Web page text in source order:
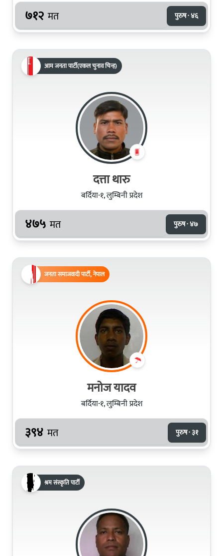
७१२ मत पुरुष · ४६
आम जनता पार्टी(एकल चुनाव चिन्ह)
दत्ता थारु
बर्दिया-१, लुम्बिनी प्रदेश
४७५ मत पुरुष · ४७
जनता समाजवादी पार्टी, नेपाल
मनोज यादव
बर्दिया-१, लुम्बिनी प्रदेश
३९४ मत पुरुष · ३१
श्रम संस्कृति पार्टी